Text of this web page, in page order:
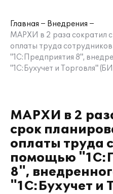
Главная
Внедрения
МАРХИ в 2 раза сократил
оплаты труда
"1С:Предприятия 8",
"1С:Бухучет и Торговля"
МАРХИ в 2
срок
оплаты труда
помощью
8",
"1С:Бухучет и